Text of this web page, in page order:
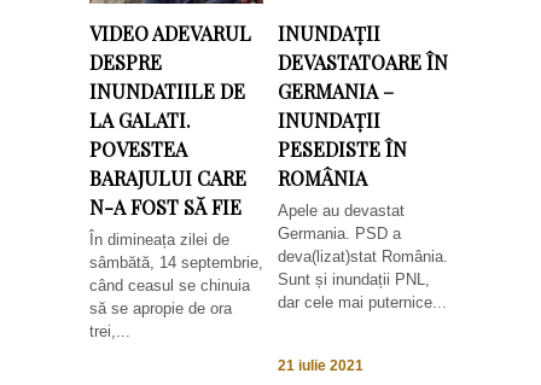
VIDEO ADEVARUL
DESPRE
INUNDATIILE DE
LA GALATI.
POVESTEA
BARAJULUI CARE
N-A FOST SĂ FIE
În dimineața zilei de
sâmbătă, 14 septembrie,
când ceasul se chinuia
să se apropie de ora
trei,...
INUNDAȚII
DEVASTATOARE ÎN
GERMANIA –
INUNDAȚII
PESEDISTE ÎN
ROMÂNIA
Apele au devastat
Germania. PSD a
deva(lizat)stat România.
Sunt și inundații PNL,
dar cele mai puternice...
21 iulie 2021